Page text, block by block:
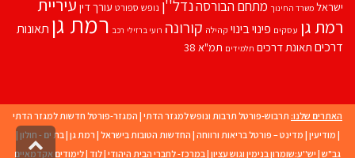
ישראל משרד החינוך מתחם הבורסהנדל''ן נופש ספורט עורך דין עיריית
רמת גן עסקים פינוי בינוי קהילה קורונה רועי ברזילי רכב רמת גן תאונות
דרכים תאונת דרכים תלמידים תמ"א 38
האתרים שלנו: תרבוש-פורטל תרבות ונופש למגזר הדתי | המגזר-פורטל חדשות למגזר הדתי
| מודיעין | מדינט – פורטל בריאות ורווחה | החדשות הטובות בישראל | רמת גן |בת ים - חולון |
גב"ש | יש''ע:שומרון בנימין וגוש עציון |במרכז- לחברי הבית היהודי |לוד |לימודים אקדמאיים